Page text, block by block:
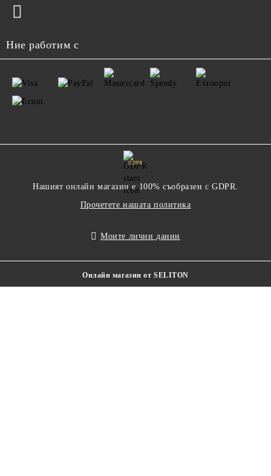
Ние работим с
GDPR
Нашият онлайн магазин е 100% съобразен с GDPR.
Прочетете нашата политика
Моите лични данни
Онлайн магазин от SELITON